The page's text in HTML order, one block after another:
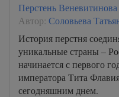
Перстень Веневитинова
Автор: Соловьева
История перстня
уникальные страны –
начинается с первого
императора Тита
сегодняшним днем.